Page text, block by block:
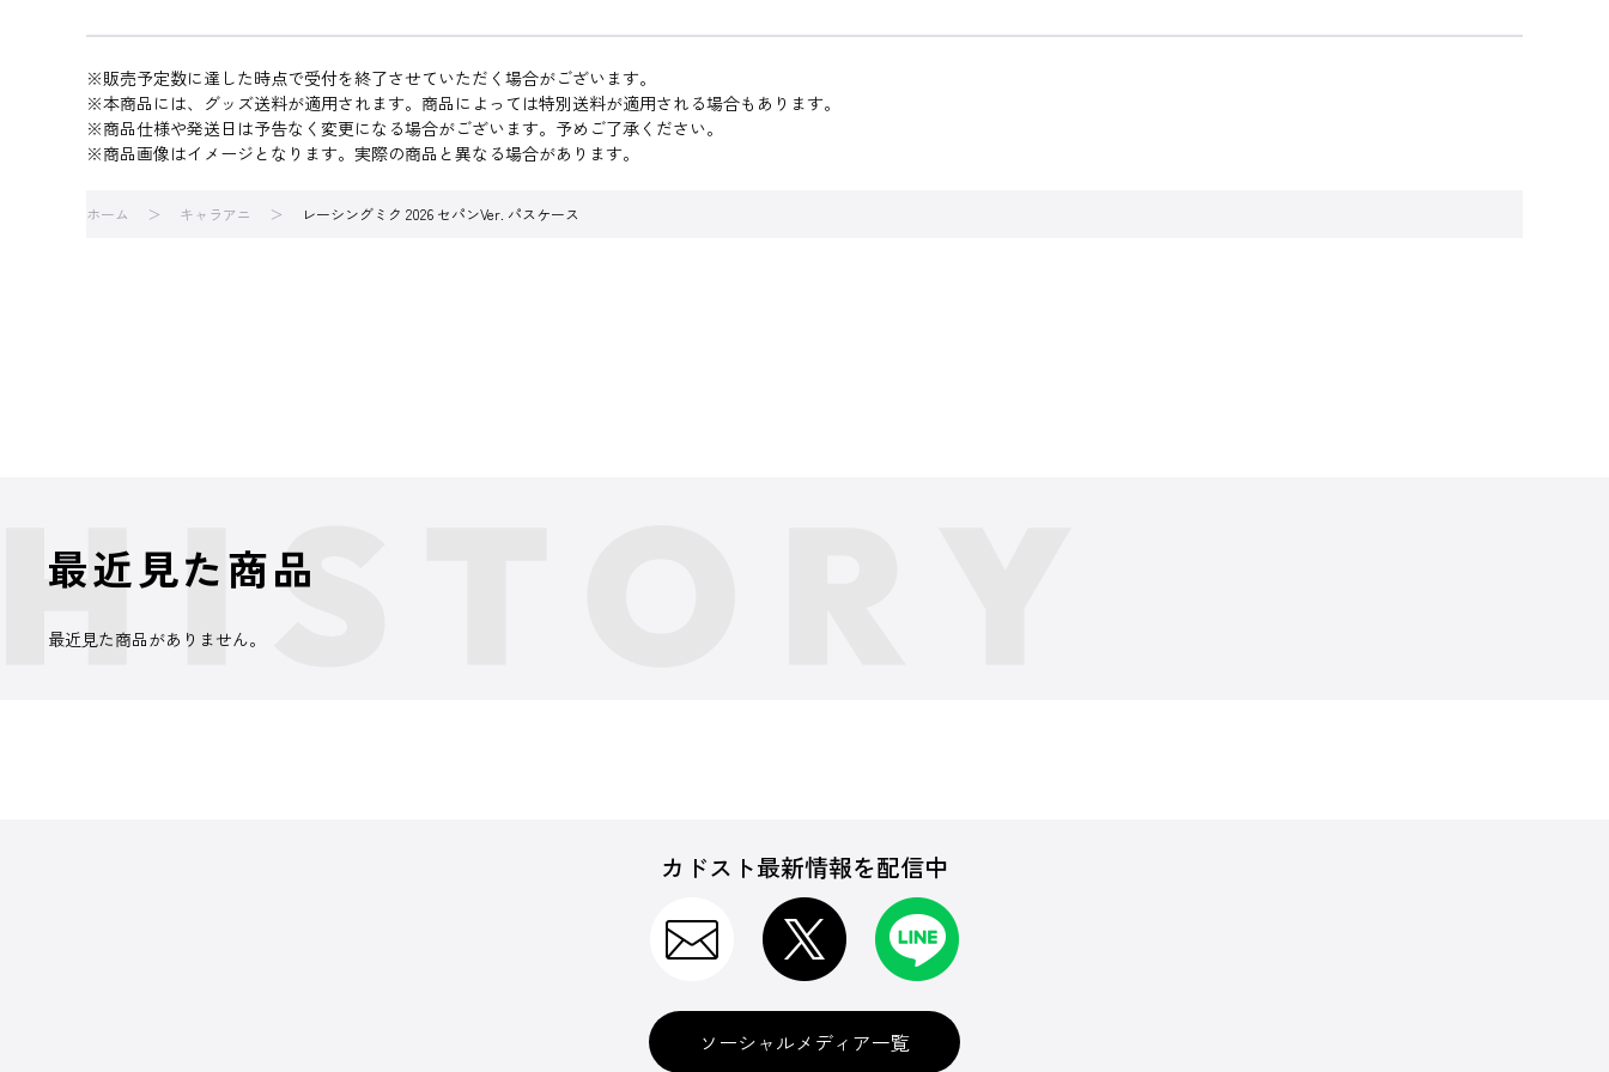
※販売予定数に達した時点で受付を終了させていただく場合がございます。
※本商品には、グッズ送料が適用されます。商品によっては特別送料が適用される場合もあります。
※商品仕様や発送日は予告なく変更になる場合がございます。予めご了承ください。
※商品画像はイメージとなります。実際の商品と異なる場合があります。
ホーム キャラアニ レーシングミク 2026 セパンVer. パスケース
最近見た商品
最近見た商品がありません。
カドスト最新情報を配信中
ソーシャルメディア一覧